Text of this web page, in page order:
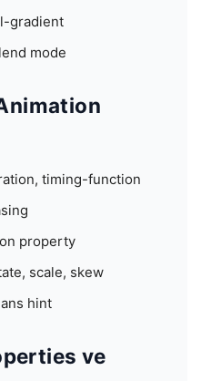
gradient
mode
timing-function
property
scale, skew
hint
ve